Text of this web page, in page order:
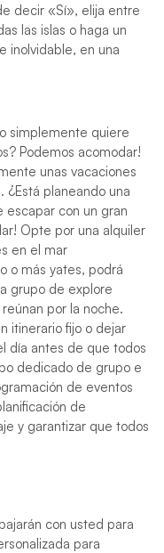
decir «Sí», elija entre
las islas o haga un
inolvidable, en una
simplemente quiere
Podemos acomodar!
unas vacaciones
planeando una
escapar con un gran
Opte por una alquiler
en el mar
o más yates, podrá
grupo de explore
por la noche.
itinerario fijo o dejar
día antes de que todos
dedicado de grupo e
de eventos
de
y garantizar que todos
con usted para
para